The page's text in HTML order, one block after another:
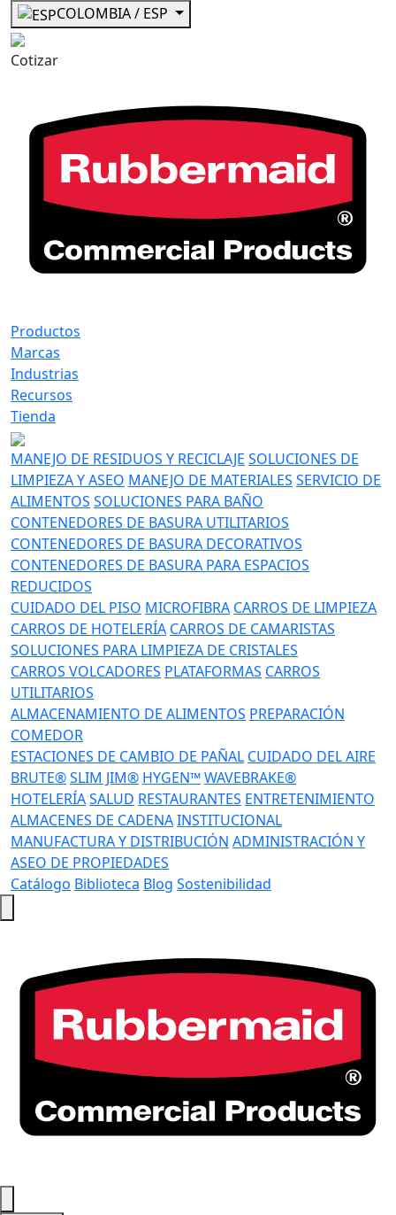
COLOMBIA / ESP
Cotizar
Productos
Marcas
Industrias
Recursos
Tienda
MANEJO DE RESIDUOS Y RECICLAJE SOLUCIONES DE
LIMPIEZA Y ASEO MANEJO DE MATERIALES SERVICIO DE
ALIMENTOS SOLUCIONES PARA BAÑO
CONTENEDORES DE BASURA UTILITARIOS
CONTENEDORES DE BASURA DECORATIVOS
CONTENEDORES DE BASURA PARA ESPACIOS
REDUCIDOS
CUIDADO DEL PISO MICROFIBRA CARROS DE LIMPIEZA
CARROS DE HOTELERÍA CARROS DE CAMARISTAS
SOLUCIONES PARA LIMPIEZA DE CRISTALES
CARROS VOLCADORES PLATAFORMAS CARROS
UTILITARIOS
ALMACENAMIENTO DE ALIMENTOS PREPARACIÓN
COMEDOR
ESTACIONES DE CAMBIO DE PAÑAL CUIDADO DEL AIRE
BRUTE®SLIM JIM® HYGEN™WAVEBRAKE®
HOTELERÍASALUD RESTAURANTES ENTRETENIMIENTO
ALMACENES DE CADENAINSTITUCIONAL
MANUFACTURA Y DISTRIBUCIÓN ADMINISTRACIÓN Y
ASEO DE PROPIEDADES
Catálogo Biblioteca Blog Sostenibilidad